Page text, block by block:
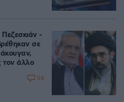
-
σε
τον άλλο
54